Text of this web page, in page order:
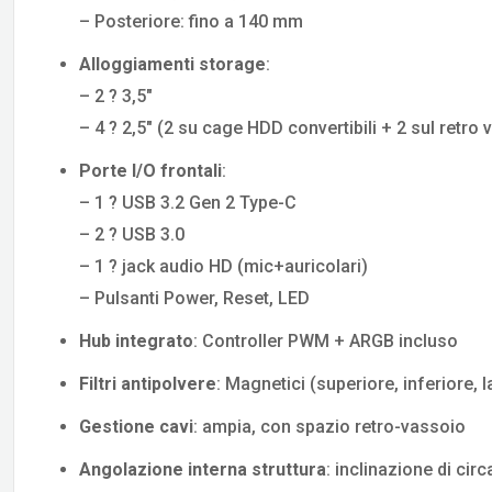
– Posteriore: fino a 140 mm
Alloggiamenti storage:
– 2 ? 3,5″
– 4 ? 2,5″ (2 su cage HDD convertibili + 2 sul retro
Porte I/O frontali:
– 1 ? USB 3.2 Gen 2 Type-C
– 2 ? USB 3.0
– 1 ? jack audio HD (mic+auricolari)
– Pulsanti Power, Reset, LED
Hub integrato: Controller PWM + ARGB incluso
Filtri antipolvere: Magnetici (superiore, inferiore,
Gestione cavi: ampia, con spazio retro-vassoio
Angolazione interna struttura: inclinazione di